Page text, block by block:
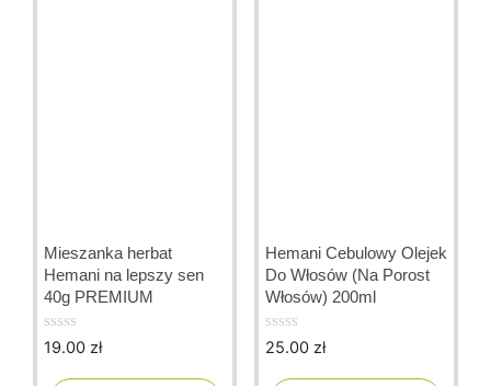
Mieszanka herbat
Hemani na lepszy sen
40g PREMIUM
019.00 zł
Hemani Cebulowy Olejek
Do Włosów (Na Porost
Włosów) 200ml
0
25.00 zł